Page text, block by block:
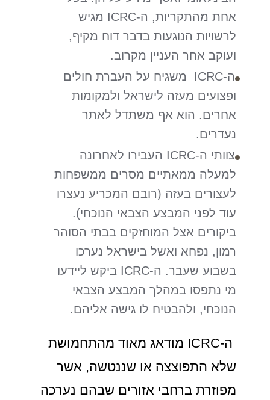
אחת מהתקריות, ה-ICRC מגיש
לרשויות הנוגעות בדבר דוח מקיף,
ועוקב אחר העניין מקרוב.
ה-ICRC משגיח על העברת חולים
ופצועים מעזה לישראל ולמקומות
אחרים. הוא אף משתדל לאתר
נעדרים.
צוותי ה-ICRC העבירו לאחרונה
למעלה ממאתיים מסרים ממשפחות
לעצורים בעזה (רובם המכריע נעצרו
עוד לפני המבצע הצבאי הנוכחי).
ביקורים אצל המוחזקים בבתי הסוהר
רמון, נפחא ואשל בישראל נערכו
בשבוע שעבר. ה-ICRC ביקש ליידעו
מי נתפסו במהלך המבצע הצבאי
הנוכחי, ולהבטיח לו גישה אליהם.
ה-ICRC מודאג מאוד מהתחמושת
שלא התפוצצה או שננטשה, אשר
מפוזרת ברחבי אזורים שבהם נערכה